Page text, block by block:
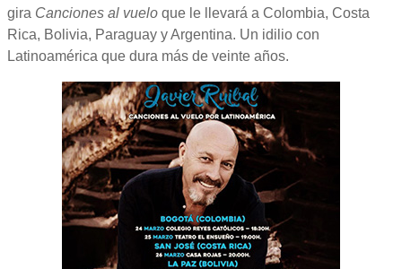
gira Canciones al vuelo que le llevará a Colombia, Costa
Rica, Bolivia, Paraguay y Argentina. Un idilio con
Latinoamérica que dura más de veinte años.